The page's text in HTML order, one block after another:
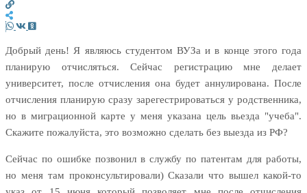
Добрый день! Я являюсь студентом ВУЗа и в конце этого года
планирую отчисляться. Сейчас регистрацию мне делает
университет, после отчисления она будет аннулирована. После
отчисления планирую сразу зарегестрироваться у родственника,
но в миграционной карте у меня указана цель вьезда "учеба".
Скажите пожалуйста, это возможно сделать без выезда из РФ?
Сейчас по ошибке позвонил в службу по патентам для работы,
но меня там проконсультировали) Сказали что вышел какой-то